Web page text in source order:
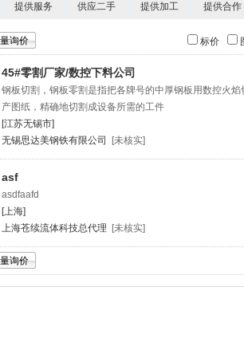
提供服务 供应二手 提供加工 提供合作
标价
45#零割厂家/数控下料公司
钢板切割，钢板零割是指把各牌号的中厚钢板用数控火
产图纸，精确地切割成设备所需的工件
[江苏无锡市]
无锡思达美钢铁有限公司
[未核实]
asf
asdfaafd
[上海]
上海苍续流体科技总代理
[未核实]